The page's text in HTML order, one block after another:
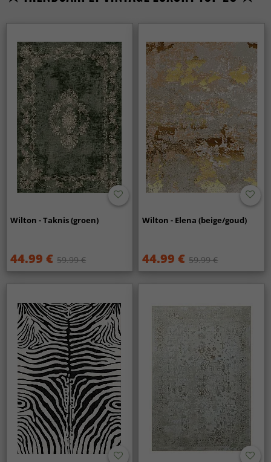
Wilton - Taknis (groen)
44.99 € 59.99 €
Wilton - Elena (beige/goud)
44.99 € 59.99 €